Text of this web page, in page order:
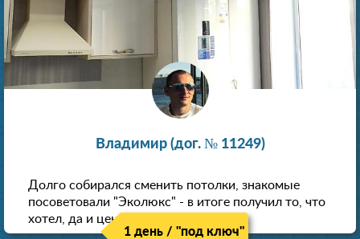
Владимир (дог. № 11249)
Долго собирался сменить потолки, знакомые
посоветовали "Эколюкс" - в итоге получил то, что
хотел, да и цена нормальная.
1 день / "под ключ"